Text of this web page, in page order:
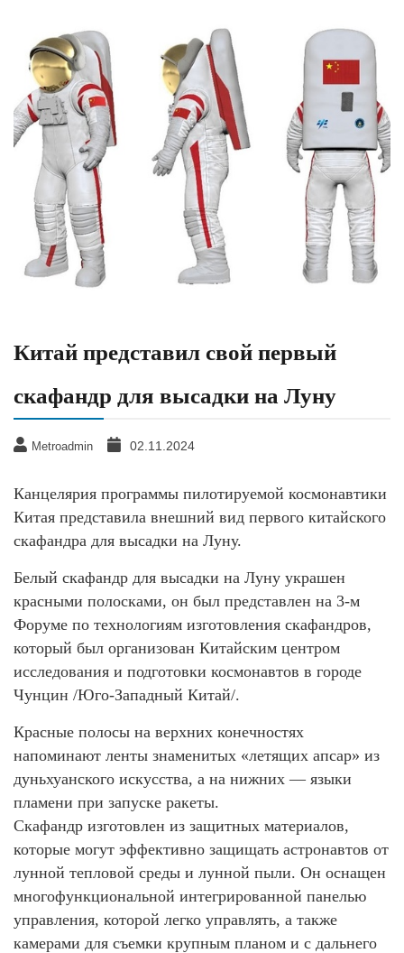
Китай представил свой первый
скафандр для высадки на Луну
Metroadmin 02.11.2024
Канцелярия программы пилотируемой космонавтики
Китая представила внешний вид первого китайского
скафандра для высадки на Луну.
Белый скафандр для высадки на Луну украшен
красными полосками, он был представлен на 3-м
Форуме по технологиям изготовления скафандров,
который был организован Китайским центром
исследования и подготовки космонавтов в городе
Чунцин /Юго-Западный Китай/.
Красные полосы на верхних конечностях
напоминают ленты знаменитых «летящих апсар» из
дуньхуанского искусства, а на нижних — языки
пламени при запуске ракеты.
Скафандр изготовлен из защитных материалов,
которые могут эффективно защищать астронавтов от
лунной тепловой среды и лунной пыли. Он оснащен
многофункциональной интегрированной панелью
управления, которой легко управлять, а также
камерами для съемки крупным планом и с дальнего